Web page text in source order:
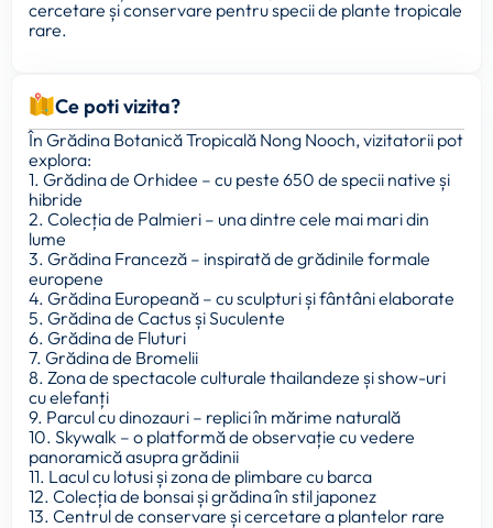
cercetare și conservare pentru specii de plante tropicale
rare.
Ce poti vizita?
În Grădina Botanică Tropicală Nong Nooch, vizitatorii pot
explora:
1. Grădina de Orhidee – cu peste 650 de specii native și
hibride
2. Colecția de Palmieri – una dintre cele mai mari din
lume
3. Grădina Franceză – inspirată de grădinile formale
europene
4. Grădina Europeană – cu sculpturi și fântâni elaborate
5. Grădina de Cactus și Suculente
6. Grădina de Fluturi
7. Grădina de Bromelii
8. Zona de spectacole culturale thailandeze și show-uri
cu elefanți
9. Parcul cu dinozauri – replici în mărime naturală
10. Skywalk – o platformă de observație cu vedere
panoramică asupra grădinii
11. Lacul cu lotusi și zona de plimbare cu barca
12. Colecția de bonsai și grădina în stil japonez
13. Centrul de conservare și cercetare a plantelor rare